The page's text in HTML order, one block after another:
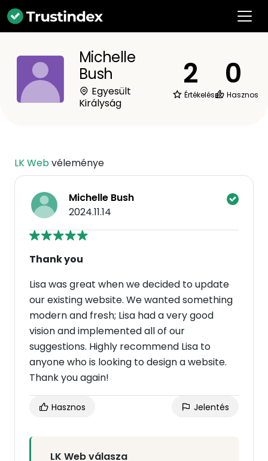
Michelle
Bush
Egyesült
Királyság
2
Értékelések
0
Hasznos
LK Webvéleménye
Michelle Bush
2024.11.14
Thank you
Lisa was great when we decided to update
our existing website. We wanted something
modern and fresh; Lisa had a very good
vision and implemented all of our
suggestions. Highly recommend Lisa to
anyone who is looking to design a website.
Thank you again!
Hasznos Jelentés
LK Web válasza